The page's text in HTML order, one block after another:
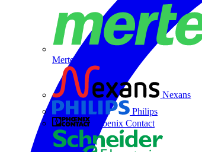
Merten
Nexans
Philips
Phoenix Contact